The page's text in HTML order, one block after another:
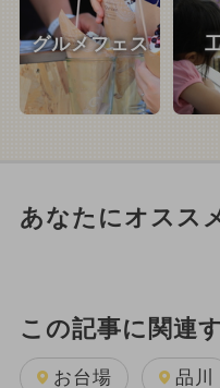
グルメフェス
あなたにオスス
この記事に関連
お台場 品川